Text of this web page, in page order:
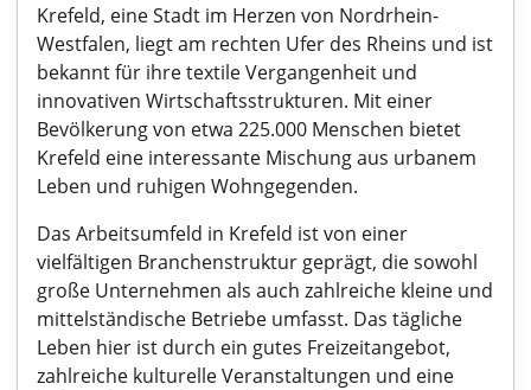
Krefeld, eine Stadt im Herzen von Nordrhein-
Westfalen, liegt am rechten Ufer des Rheins und ist
bekannt für ihre textile Vergangenheit und
innovativen Wirtschaftsstrukturen. Mit einer
Bevölkerung von etwa 225.000 Menschen bietet
Krefeld eine interessante Mischung aus urbanem
Leben und ruhigen Wohngegenden.
Das Arbeitsumfeld in Krefeld ist von einer
vielfältigen Branchenstruktur geprägt, die sowohl
große Unternehmen als auch zahlreiche kleine und
mittelständische Betriebe umfasst. Das tägliche
Leben hier ist durch ein gutes Freizeitangebot,
zahlreiche kulturelle Veranstaltungen und eine